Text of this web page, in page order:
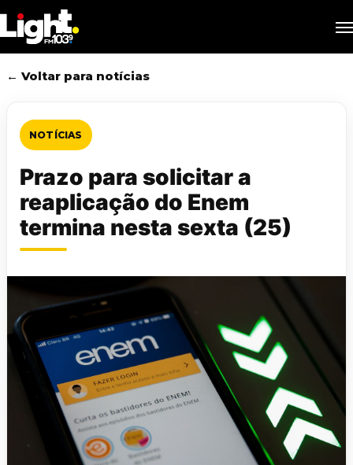
to
main
content
← Voltar para notícias
NOTÍCIAS
Prazo para solicitar a
reaplicação do Enem
termina nesta sexta (25)